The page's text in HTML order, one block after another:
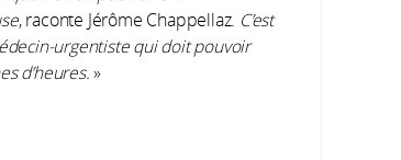
, raconte Jérôme Chappellaz. C’est
urgentiste qui doit pouvoir
d’heures. »